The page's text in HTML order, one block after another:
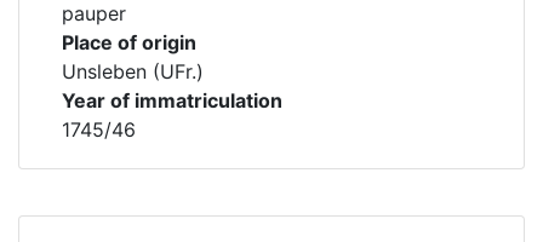
pauper
Place of origin
Unsleben (UFr.)
Year of immatriculation
1745/46